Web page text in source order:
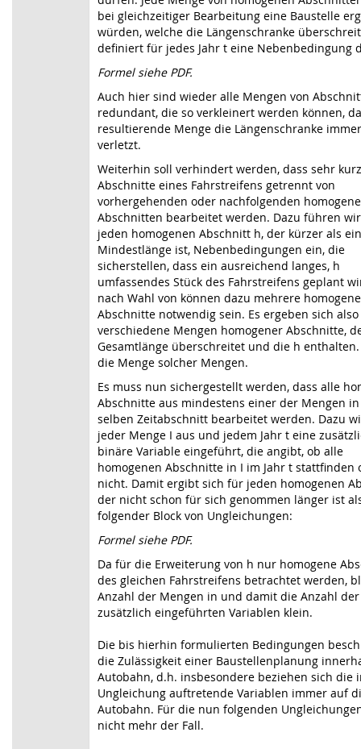
bei gleichzeitiger Bearbeitung eine Baustelle
würden, welche die Längenschranke
definiert für jedes Jahr t eine Nebenbedingung
Formel siehe PDF.
Auch hier sind wieder alle Mengen von
redundant, die so verkleinert werden können,
resultierende Menge die Längenschranke
verletzt.
Weiterhin soll verhindert werden, dass sehr
Abschnitte eines Fahrstreifens getrennt von
vorhergehenden oder nachfolgenden
Abschnitten bearbeitet werden. Dazu führen
jeden homogenen Abschnitt h, der kürzer als
Mindestlänge ist, Nebenbedingungen ein, die
sicherstellen, dass ein ausreichend langes, h
umfassendes Stück des Fahrstreifens geplant
nach Wahl von können dazu mehrere homogene
Abschnitte notwendig sein. Es ergeben sich also
verschiedene Mengen homogener Abschnitte,
Gesamtlänge überschreitet und die h enthalten.
die Menge solcher Mengen.
Es muss nun sichergestellt werden, dass alle
Abschnitte aus mindestens einer der Mengen
selben Zeitabschnitt bearbeitet werden. Dazu
jeder Menge I aus und jedem Jahr t eine
binäre Variable eingeführt, die angibt, ob alle
homogenen Abschnitte in I im Jahr t stattfinden
nicht. Damit ergibt sich für jeden homogenen
der nicht schon für sich genommen länger ist
folgender Block von Ungleichungen:
Formel siehe PDF.
Da für die Erweiterung von h nur homogene
des gleichen Fahrstreifens betrachtet werden,
Anzahl der Mengen in und damit die Anzahl der
zusätzlich eingeführten Variablen klein.
Die bis hierhin formulierten Bedingungen
die Zulässigkeit einer Baustellenplanung
Autobahn, d.h. insbesondere beziehen sich die
Ungleichung auftretende Variablen immer auf
Autobahn. Für die nun folgenden
nicht mehr der Fall.